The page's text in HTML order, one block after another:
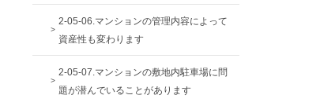
2-05-06.マンションの管理内容によって
資産性も変わります
2-05-07.マンションの敷地内駐車場に問
題が潜んでいることがあります